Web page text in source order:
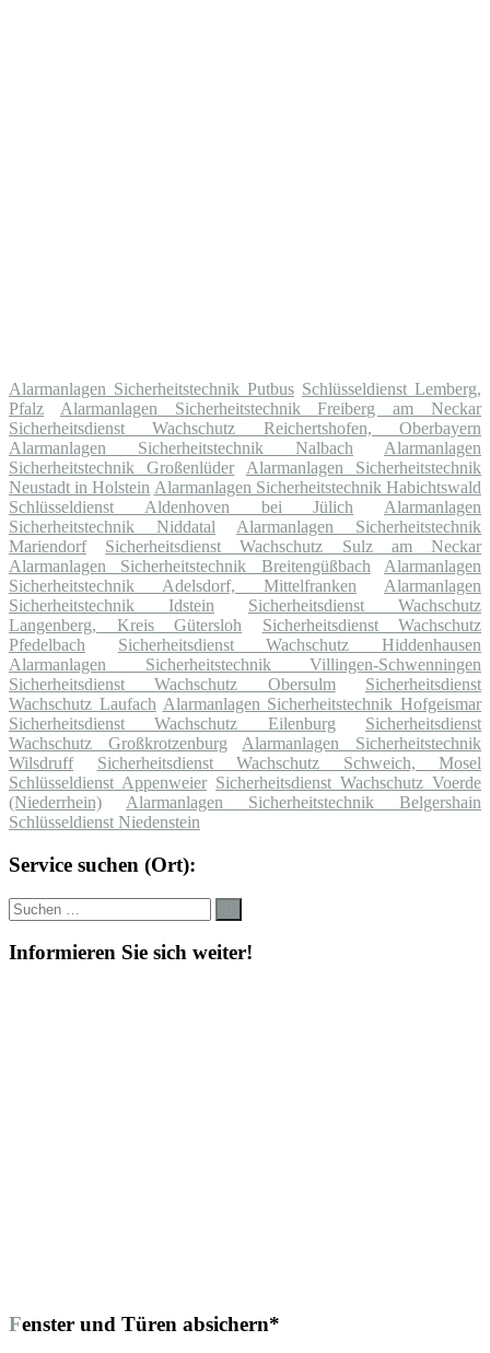
Alarmanlagen Sicherheitstechnik Putbus Schlüsseldienst Lemberg,
Pfalz
Alarmanlagen Sicherheitstechnik Freiberg am Neckar
Sicherheitsdienst Wachschutz Reichertshofen, Oberbayern
Alarmanlagen Sicherheitstechnik Nalbach
Alarmanlagen
Sicherheitstechnik Großenlüder
Alarmanlagen Sicherheitstechnik
Neustadt in Holstein Alarmanlagen Sicherheitstechnik Habichtswald
Schlüsseldienst Aldenhoven bei Jülich
Alarmanlagen
Sicherheitstechnik Niddatal
Alarmanlagen Sicherheitstechnik
Mariendorf
Sicherheitsdienst Wachschutz Sulz am Neckar
Alarmanlagen Sicherheitstechnik Breitengüßbach
Alarmanlagen
Sicherheitstechnik Adelsdorf, Mittelfranken
Alarmanlagen
Sicherheitstechnik Idstein
Sicherheitsdienst Wachschutz
Langenberg, Kreis Gütersloh
Sicherheitsdienst Wachschutz
Pfedelbach
Sicherheitsdienst Wachschutz Hiddenhausen
Alarmanlagen Sicherheitstechnik Villingen-Schwenningen
Sicherheitsdienst Wachschutz Obersulm
Sicherheitsdienst
Wachschutz Laufach Alarmanlagen Sicherheitstechnik Hofgeismar
Sicherheitsdienst Wachschutz Eilenburg
Sicherheitsdienst
Wachschutz Großkrotzenburg
Alarmanlagen Sicherheitstechnik
Wilsdruff
Sicherheitsdienst Wachschutz Schweich, Mosel
Schlüsseldienst Appenweier Sicherheitsdienst Wachschutz Voerde
(Niederrhein)
Alarmanlagen Sicherheitstechnik Belgershain
Schlüsseldienst Niedenstein
Service suchen (Ort):
Suche
nach:
Informieren Sie sich weiter!
Fenster und Türen absichern*